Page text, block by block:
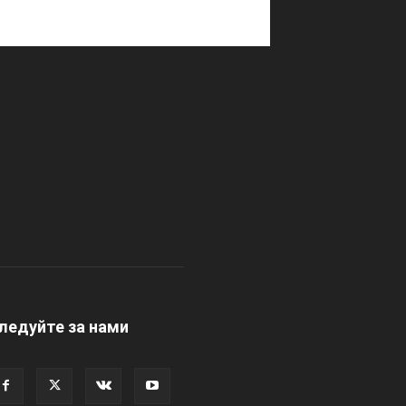
за нами